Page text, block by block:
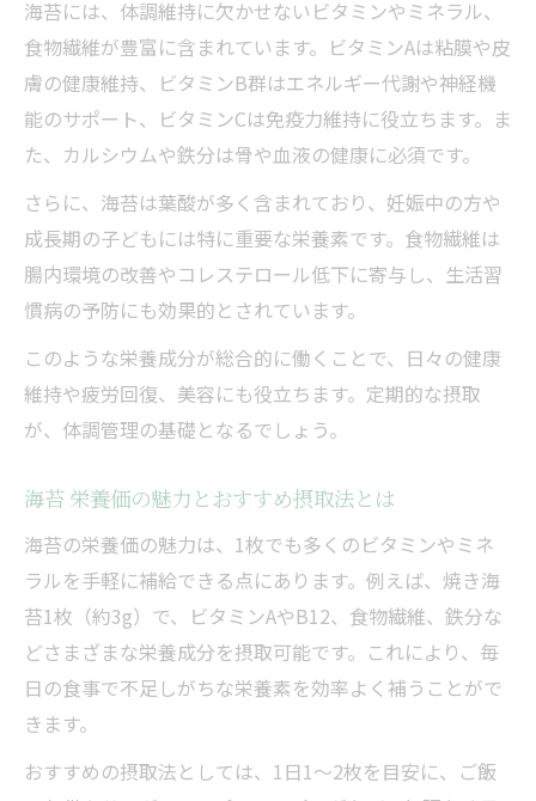
海苔には、体調維持に欠かせないビタミンやミネラル、
食物繊維が豊富に含まれています。ビタミンAは粘膜や皮
膚の健康維持、ビタミンB群はエネルギー代謝や神経機
能のサポート、ビタミンCは免疫力維持に役立ちます。ま
た、カルシウムや鉄分は骨や血液の健康に必須です。
さらに、海苔は葉酸が多く含まれており、妊娠中の方や
成長期の子どもには特に重要な栄養素です。食物繊維は
腸内環境の改善やコレステロール低下に寄与し、生活習
慣病の予防にも効果的とされています。
このような栄養成分が総合的に働くことで、日々の健康
維持や疲労回復、美容にも役立ちます。定期的な摂取
が、体調管理の基礎となるでしょう。
海苔 栄養価の魅力とおすすめ摂取法とは
海苔の栄養価の魅力は、1枚でも多くのビタミンやミネ
ラルを手軽に補給できる点にあります。例えば、焼き海
苔1枚（約3g）で、ビタミンAやB12、食物繊維、鉄分な
どさまざまな栄養成分を摂取可能です。これにより、毎
日の食事で不足しがちな栄養素を効率よく補うことがで
きます。
おすすめの摂取法としては、1日1〜2枚を目安に、ご飯